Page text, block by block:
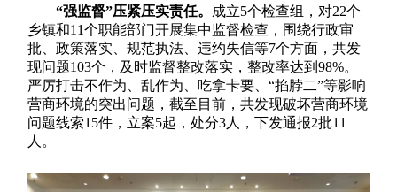
“强监督”压紧压实责任。 成立5个检查组，对22个
乡镇和11个职能部门开展集中监督检查，围绕行政审
批、政策落实、规范执法、违约失信等7个方面，共发
现问题103个，及时监督整改落实，整改率达到98%。
严厉打击不作为、乱作为、吃拿卡要、“掐脖二”等影响
营商环境的突出问题，截至目前，共发现破坏营商环境
问题线索15件，立案5起，处分3人，下发通报2批11
人。